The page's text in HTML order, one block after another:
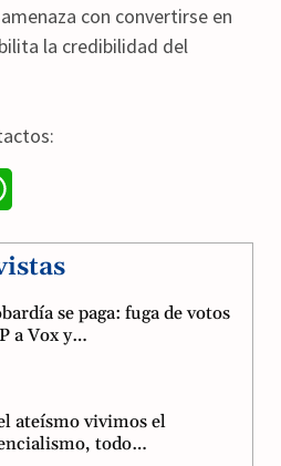
con convertirse en
la credibilidad del
a
t
p
se paga: fuga de votos
a Vox y…
ateísmo vivimos el
todo…